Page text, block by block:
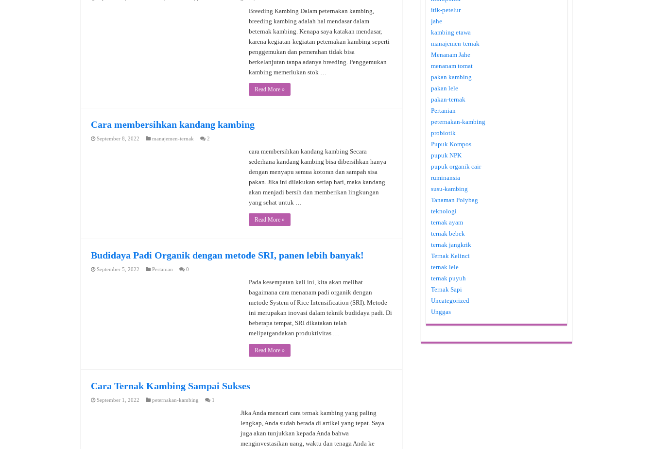
Breeding Kambing Dalam peternakan kambing,
breeding kambing adalah hal mendasar dalam
beternak kambing. Kenapa saya katakan mendasar,
karena kegiatan-kegiatan peternakan kambing seperti
penggemukan dan pemerahan tidak bisa
berkelanjutan tanpa adanya breeding. Penggemukan
kambing memerlukan stok …
Read More »
Cara membersihkan kandang kambing
September 8, 2022 manajemen-ternak 2
cara membersihkan kandang kambing Secara
sederhana kandang kambing bisa dibersihkan hanya
dengan menyapu semua kotoran dan sampah sisa
pakan. Jika ini dilakukan setiap hari, maka kandang
akan menjadi bersih dan memberikan lingkungan
yang sehat untuk …
Read More »
Budidaya Padi Organik dengan metode SRI, panen lebih banyak!
September 5, 2022 Pertanian 0
Pada kesempatan kali ini, kita akan melihat
bagaimana cara menanam padi organik dengan
metode System of Rice Intensification (SRI). Metode
ini merupakan inovasi dalam teknik budidaya padi. Di
beberapa tempat, SRI dikatakan telah
melipatgandakan produktivitas …
Read More »
Cara Ternak Kambing Sampai Sukses
September 1, 2022 peternakan-kambing 1
Jika Anda mencari cara ternak kambing yang paling
lengkap, Anda sudah berada di artikel yang tepat. Saya
juga akan tunjukkan kepada Anda bahwa
menginvestasikan uang, waktu dan tenaga Anda ke
itik-petelur
jahe
kambing etawa
manajemen-ternak
Menanam Jahe
menanam tomat
pakan kambing
pakan lele
pakan-ternak
Pertanian
peternakan-kambing
probiotik
Pupuk Kompos
pupuk NPK
pupuk organik cair
ruminansia
susu-kambing
Tanaman Polybag
teknologi
ternak ayam
ternak bebek
ternak jangkrik
Ternak Kelinci
ternak lele
ternak puyuh
Ternak Sapi
Uncategorized
Unggas